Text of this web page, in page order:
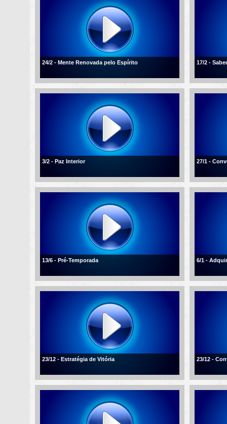
24/2 - Mente Renovada pelo Espírito 17/2 -
3/2 - Paz Interior 27/1 -
13/6 - Pré-Temporada 6/1 -
23/12 - Estratégia de Vitória 23/12 -